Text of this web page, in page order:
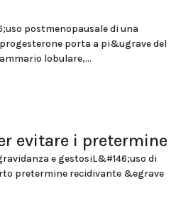
postmenopausale di una
porta a pi&ugrave del
lobulare,...
evitare i pretermine
e gestosiL&#146;uso di
pretermine recidivante &egrave